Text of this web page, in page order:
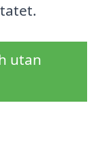
utan